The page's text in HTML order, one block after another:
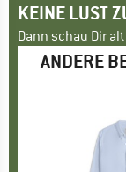
KEINE LUST
Dann schau Dir
ANDERE